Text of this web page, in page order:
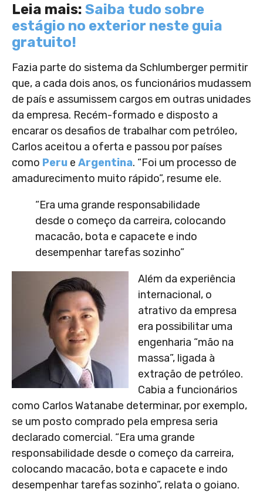
Leia mais: Saiba tudo sobre
estágio no exterior neste guia
gratuito!
Fazia parte do sistema da Schlumberger permitir
que, a cada dois anos, os funcionários mudassem
de país e assumissem cargos em outras unidades
da empresa. Recém-formado e disposto a
encarar os desafios de trabalhar com petróleo,
Carlos aceitou a oferta e passou por países
como Peru e Argentina. “Foi um processo de
amadurecimento muito rápido”, resume ele.
“Era uma grande responsabilidade
desde o começo da carreira, colocando
macacão, bota e capacete e indo
desempenhar tarefas sozinho”
Além da experiência
internacional, o
atrativo da empresa
era possibilitar uma
engenharia “mão na
massa”, ligada à
extração de petróleo.
Cabia a funcionários
como Carlos Watanabe determinar, por exemplo,
se um posto comprado pela empresa seria
declarado comercial. “Era uma grande
responsabilidade desde o começo da carreira,
colocando macacão, bota e capacete e indo
desempenhar tarefas sozinho”, relata o goiano.